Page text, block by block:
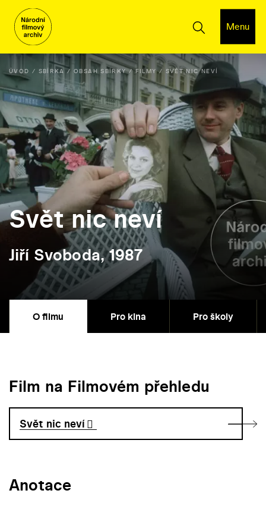
Menu
ÚVOD SBÍRKA OBSAH SBÍRKY FILMY SVĚT NIC NEVÍ
Svět nic neví
Jiří Svoboda, 1987
O filmu Pro kina Pro školy
Film na Filmovém přehledu
Svět nic neví
Anotace